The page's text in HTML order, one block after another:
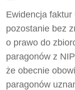
Ewidencja
pozostanie bez
o prawo do
paragonów z
że obecnie
paragonów